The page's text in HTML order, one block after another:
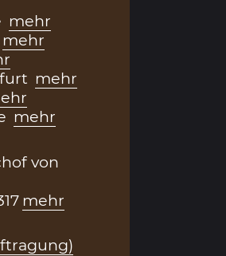
mehr
mehr
mehr
mehr
von
mehr